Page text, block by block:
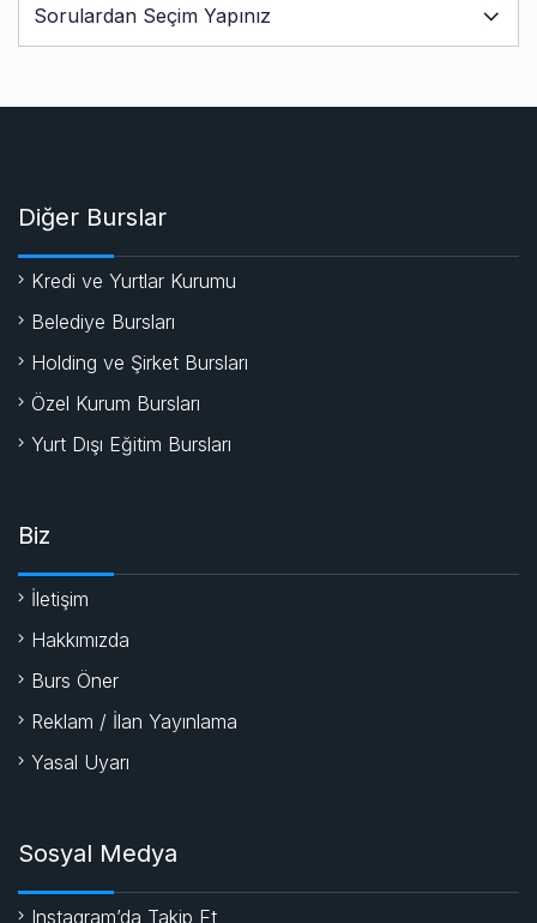
Diğer Burslar
Kredi ve Yurtlar Kurumu
Belediye Bursları
Holding ve Şirket Bursları
Özel Kurum Bursları
Yurt Dışı Eğitim Bursları
Biz
İletişim
Hakkımızda
Burs Öner
Reklam / İlan Yayınlama
Yasal Uyarı
Sosyal Medya
Instagram’da Takip Et